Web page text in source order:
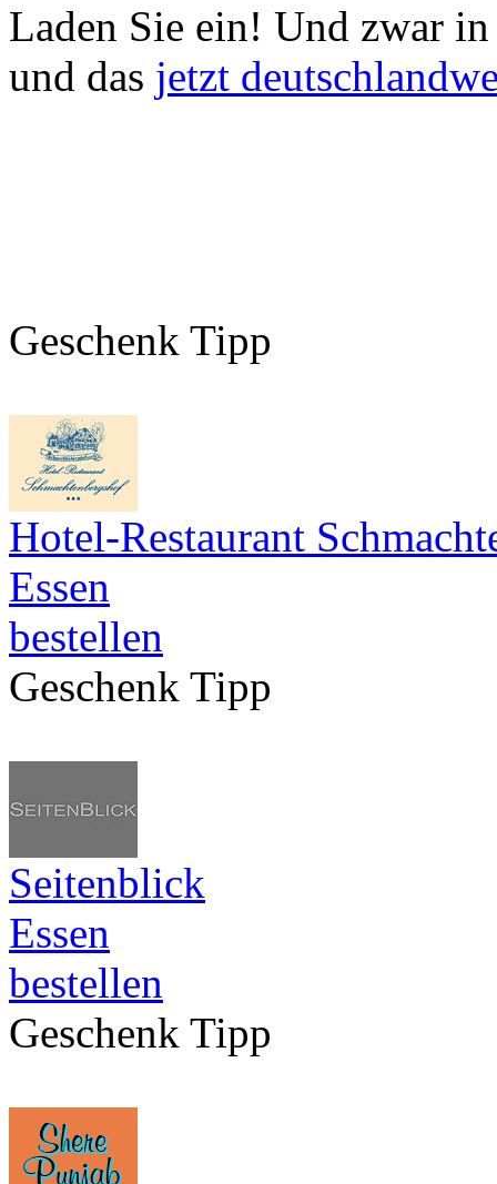
Laden Sie ein! Und zwar in
und das jetzt
Geschenk Tipp
Hotel-Restaurant
Essen
bestellen
Geschenk Tipp
Seitenblick
Essen
bestellen
Geschenk Tipp